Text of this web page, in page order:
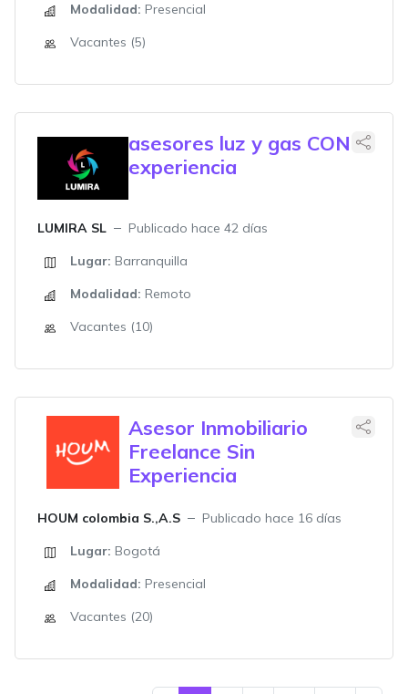
Modalidad: Presencial
Vacantes (5)
asesores luz y gas CON
experiencia
LUMIRA SL
Publicado hace 42 días
Lugar: Barranquilla
Modalidad: Remoto
Vacantes (10)
Asesor Inmobiliario
Freelance Sin
Experiencia
HOUM colombia S.,A.S
Publicado hace 16 días
Lugar: Bogotá
Modalidad: Presencial
Vacantes (20)